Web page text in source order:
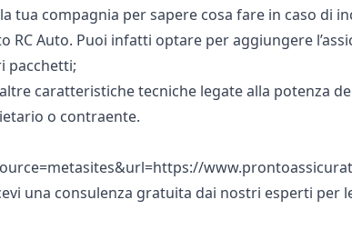
tua compagnia per sapere cosa fare in caso di
RC Auto. Puoi infatti optare per aggiungere
pacchetti;
caratteristiche tecniche legate alla potenza
o contraente.
una consulenza gratuita dai nostri esperti per